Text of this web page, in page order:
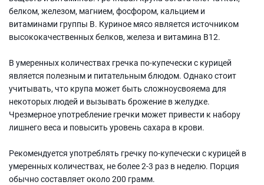
белком, железом, магнием, фосфором, кальцием и
витаминами группы В. Куриное мясо является источником
высококачественных белков, железа и витамина В12.
В умеренных количествах гречка по-купечески с курицей
является полезным и питательным блюдом. Однако стоит
учитывать, что крупа может быть сложноусвояема для
некоторых людей и вызывать брожение в желудке.
Чрезмерное употребление гречки может привести к набору
лишнего веса и повысить уровень сахара в крови.
Рекомендуется употреблять гречку по-купечески с курицей в
умеренных количествах, не более 2-3 раз в неделю. Порция
обычно составляет около 200 грамм.